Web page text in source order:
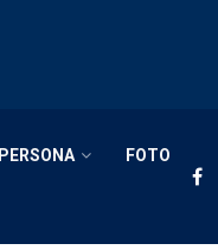
PERSONA FOTO